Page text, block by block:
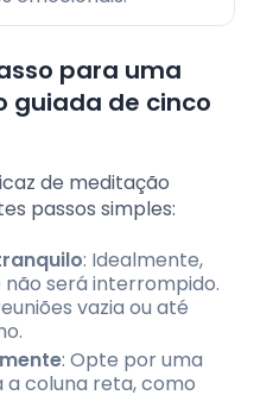
para uma
guiada de cinco
de meditação
passos simples:
: Idealmente,
será interrompido.
vazia ou até
: Opte por uma
a coluna reta, como